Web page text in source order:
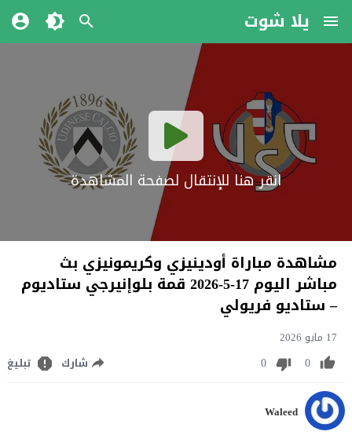
يلا شوت
انقر هنا للإنتقال لصفحة المشاهدة
مشاهدة مباراة أودينيزي وكريمونيزي بث
مباشر اليوم 17-5-2026 قمة بلوإنيرجي ستاديوم
– ستاديو فريولي
17 مايو 2026
0
0 شارك تبليغ
Waleed